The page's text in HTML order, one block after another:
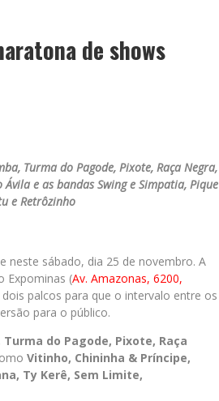
de shows
Turma do Pagode, Pixote, Raça Negra,
e as bandas Swing e Simpatia, Pique
e Retrôzinho
neste sábado, dia 25 de novembro. A
Expominas (Av. Amazonas, 6200,
palcos para que o intervalo entre os
para o público.
do Pagode, Pixote, Raça
Vitinho, Chininha & Príncipe,
Ty Kerê, Sem Limite,